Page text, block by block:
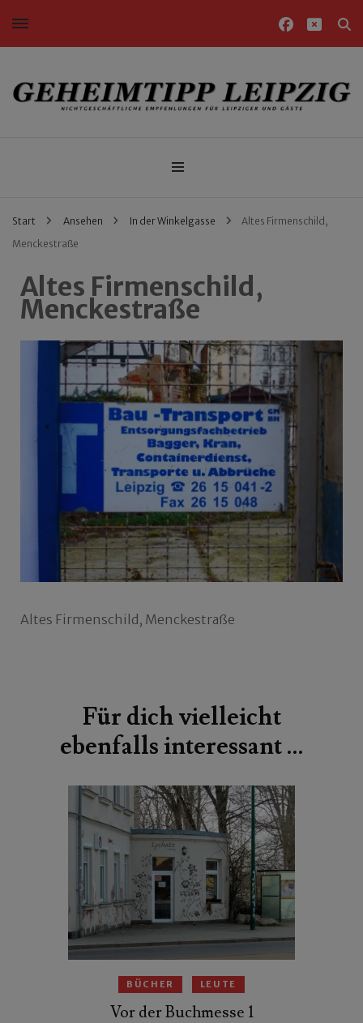
Nichtgeschäftliche Empfehlungen für Leipziger und Gäste
Start Ansehen In der Winkelgasse
Altes Firmenschild,
Menckestraße
Altes Firmenschild,
Menckestraße
Altes Firmenschild, Menckestraße
Für dich vielleicht
ebenfalls interessant …
BÜCHER LEUTE
Vor der Buchmesse 1